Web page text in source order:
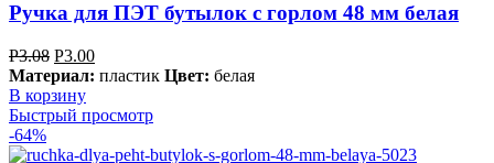
Ручка для ПЭТ бутылок с горлом 48 мм белая
Р3.08 Р3.00
Материал: пластик Цвет: белая
В корзину
Быстрый просмотр
-64%